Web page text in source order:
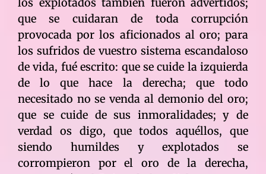
los explotados también fueron advertidos;
que se cuidaran de toda corrupción
provocada por los aficionados al oro; para
los sufridos de vuestro sistema escandaloso
de vida, fué escrito: que se cuide la izquierda
de lo que hace la derecha; que todo
necesitado no se venda al demonio del oro;
que se cuide de sus inmoralidades; y de
verdad os digo, que todos aquéllos, que
siendo humildes y explotados se
corrompieron por el oro de la derecha,